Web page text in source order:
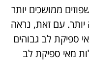
ממושכים יותר
יותר. עם זאת, נראה
ספיקת לב גבוהים
מאי ספיקת לב